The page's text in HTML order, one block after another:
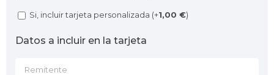
Si, incluir tarjeta personalizada (+1,00 €)
Datos a incluir en la tarjeta